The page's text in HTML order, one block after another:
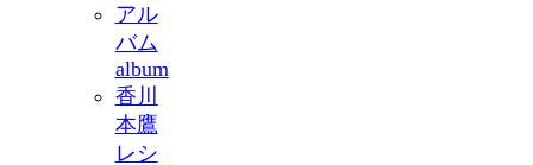
アル
バム
album
香川
本鷹
レシ